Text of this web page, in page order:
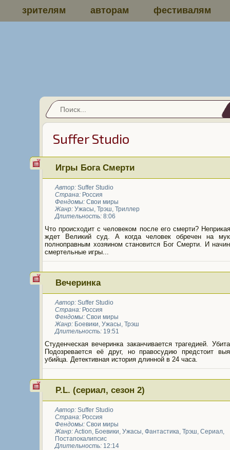
зрителям авторам фестивалям
Suffer Studio
Игры Бога Смерти
Автор: Suffer Studio
Страна: Россия
Фендомы: Свои миры
Жанр: Ужасы, Трэш, Триллер
Длительность: 8:06
Что происходит с человеком после его смерти?
ждет Великий суд. А когда человек обречен на
полноправным хозяином становится Бог Смерти. И
смертельные игры...
Вечеринка
Автор: Suffer Studio
Страна: Россия
Фендомы: Свои миры
Жанр: Боевики, Ужасы, Трэш
Длительность: 19:51
Студенческая вечеринка заканчивается трагедией.
Подозревается её друг, но правосудию предстоит
убийца. Детективная история длинной в 24 часа.
P.L. (сериал, сезон 2)
Автор: Suffer Studio
Страна: Россия
Фендомы: Свои миры
Жанр: Action, Боевики, Ужасы, Фантастика, Трэш, Сериал,
Постапокалипсис
Длительность: 12:14